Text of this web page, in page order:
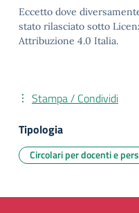
Eccetto dove
stato rilasciato sotto
Attribuzione 4.0 Italia.
Stampa / Condividi
Tipologia
Circolari per docenti e